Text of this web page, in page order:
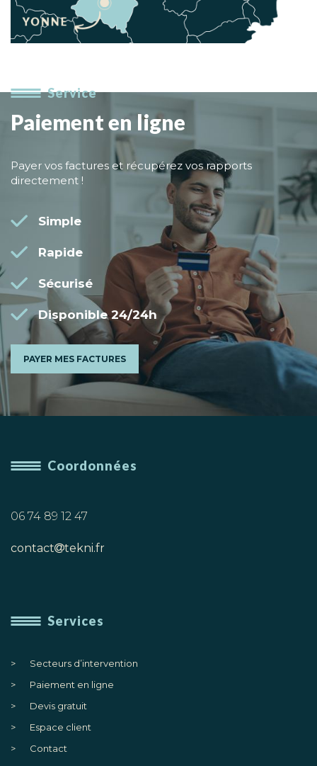
Service
Paiement en ligne
Payer vos factures et récupérez vos rapports
directement !
Simple
Rapide
Sécurisé
Disponible 24/24h
PAYER MES FACTURES
Coordonnées
06 74 89 12 47
contact tekni.fr
Services
Secteurs d’intervention
Paiement en ligne
Devis gratuit
Espace client
Contact